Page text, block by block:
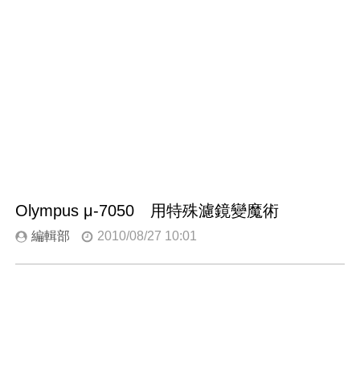
Olympus μ-7050 用特殊濾鏡變魔術
編輯部 2010/08/27 10:01